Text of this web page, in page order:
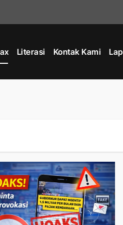
Purbalingga
Benar
Literasi Kontak Kami